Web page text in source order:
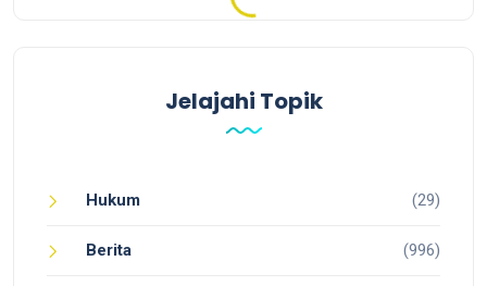
Jelajahi Topik
Hukum (29)
Berita (996)